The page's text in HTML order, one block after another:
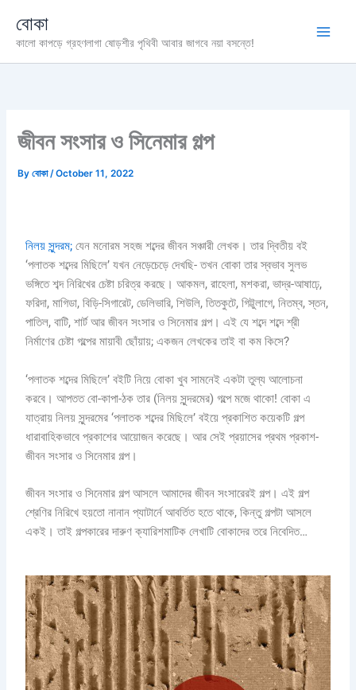
content
বোকা
কালো কাপড়ে গ্রহণলাগা ষোড়শীর পৃথিবী আবার জাগবে নয়া বসন্তে!
জীবন সংসার ও সিনেমার গল্প
Byবোকা/October 11, 2022
নিলয় সুন্দরম; যেন মনোরম সহজ শব্দের জীবন সঞ্চারী লেখক। তার দ্বিতীয় বই
‘পলাতক শব্দের মিছিলে’ যখন নেড়েচেড়ে দেখছি- তখন বোকা তার স্বভাব সুলভ
ভঙ্গিতে শব্দ নিরিখের চেষ্টা চরিত্র করছে। আকমল, রাহেলা, মশকরা, ভাদ্র-আষাঢ়ে,
ফরিদা, মাগিডা, বিড়ি-সিগারেট, ডেলিভারি, শিউলি, তিতকুটে, গিট্টুলাগে, নিতম্ব, স্তন,
পাতিল, বাটি, শার্ট আর জীবন সংসার ও সিনেমার গল্প। এই যে শব্দে শব্দে শ্রী
নির্মাণের চেষ্টা গল্পের মায়াবী ছোঁয়ায়; একজন লেখকের তাই বা কম কিসে?
‘পলাতক শব্দের মিছিলে’ বইটি নিয়ে বোকা খুব সামনেই একটা তুল্য আলোচনা
করবে। আপতত বো-কাপা-ঠক তার (নিলয় সুন্দরমের) গল্পে মজে থাকো! বোকা এ
যাত্রায় নিলয় সুন্দরমের ‘পলাতক শব্দের মিছিলে’ বইয়ে প্রকাশিত কয়েকটি গল্প
ধারাবাহিকভাবে প্রকাশের আয়োজন করেছে। আর সেই প্রয়াসের প্রথম প্রকাশ-
জীবন সংসার ও সিনেমার গল্প।
জীবন সংসার ও সিনেমার গল্প আসলে আমাদের জীবন সংসারেরই গল্প। এই গল্প
শ্রেণির নিরিখে হয়তো নানান প্যাটার্নে আবর্তিত হতে থাকে, কিন্তু গল্পটা আসলে
একই। তাই গল্পকারের দারুণ ক্যারিশমাটিক লেখাটি বোকাদের তরে নিবেদিত…